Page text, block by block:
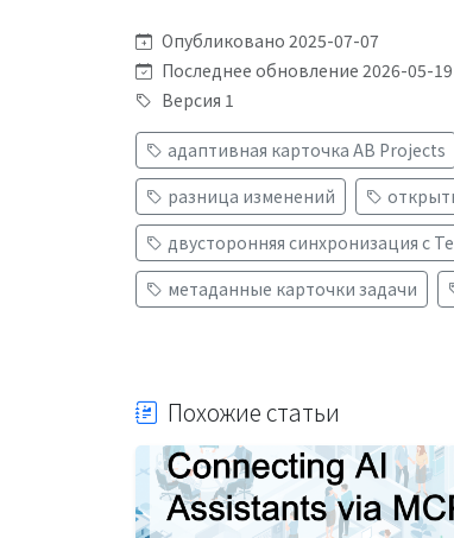
Опубликовано 2025-07-07
Последнее обновление 2026-05-19
Версия 1
адаптивная карточка AB Projects
разница изменений
двусторонняя синхронизация с
метаданные карточки задачи
Похожие статьи